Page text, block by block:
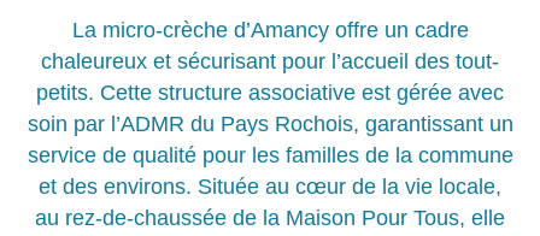
La micro-crèche d’Amancy offre un cadre
chaleureux et sécurisant pour l’accueil des tout-
petits. Cette structure associative est gérée avec
soin par l’ADMR du Pays Rochois, garantissant un
service de qualité pour les familles de la commune
et des environs. Située au cœur de la vie locale,
au rez-de-chaussée de la Maison Pour Tous, elle